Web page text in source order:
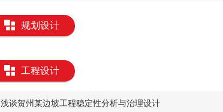
规划设计
工程设计
​浅谈贺州某边坡工程稳定性分析与治理设计